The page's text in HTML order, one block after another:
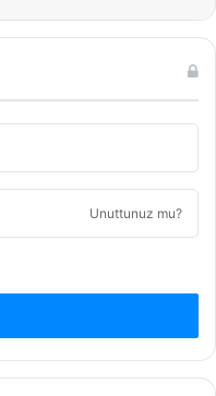
Unuttunuz mu?